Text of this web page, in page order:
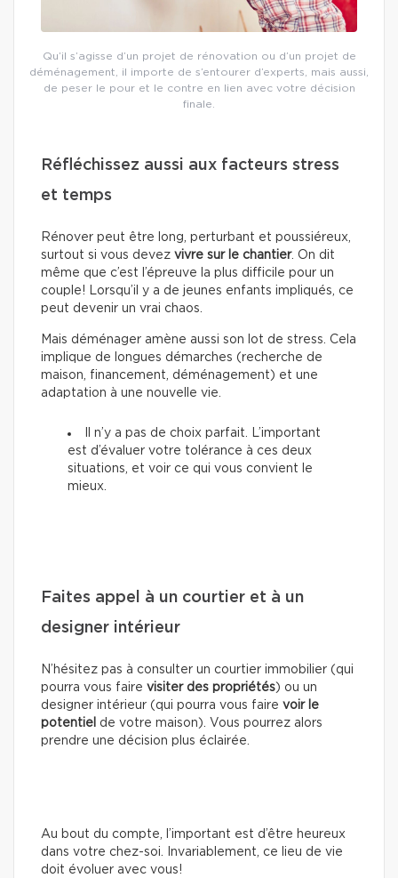
Qu’il s’agisse d’un projet de rénovation ou d’un projet de
déménagement, il importe de s’entourer d’experts, mais aussi,
de peser le pour et le contre en lien avec votre décision
finale.
Réfléchissez aussi aux facteurs stress
et temps
Rénover peut être long, perturbant et poussiéreux,
surtout si vous devez vivre sur le chantier. On dit
même que c’est l’épreuve la plus difficile pour un
couple! Lorsqu’il y a de jeunes enfants impliqués, ce
peut devenir un vrai chaos.
Mais déménager amène aussi son lot de stress. Cela
implique de longues démarches (recherche de
maison, financement, déménagement) et une
adaptation à une nouvelle vie.
Il n’y a pas de choix parfait. L’important
est d’évaluer votre tolérance à ces deux
situations, et voir ce qui vous convient le
mieux.
Faites appel à un courtier et à un
designer intérieur
N’hésitez pas à consulter un courtier immobilier (qui
pourra vous faire visiter des propriétés) ou un
designer intérieur (qui pourra vous faire voir le
potentiel de votre maison). Vous pourrez alors
prendre une décision plus éclairée.
Au bout du compte, l’important est d’être heureux
dans votre chez-soi. Invariablement, ce lieu de vie
doit évoluer avec vous!